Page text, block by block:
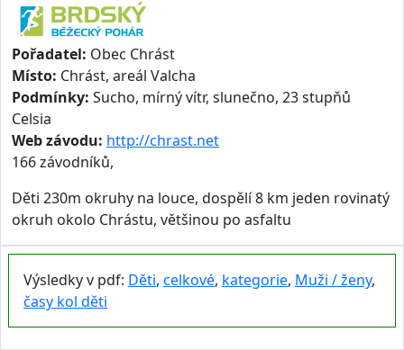
Pořadatel: Obec Chrást
Místo: Chrást, areál Valcha
Podmínky: Sucho, mírný vítr, slunečno, 23 stupňů
Celsia
Web závodu: http://chrast.net
166 závodníků,
Děti 230m okruhy na louce, dospělí 8 km jeden rovinatý
okruh okolo Chrástu, většinou po asfaltu
Výsledky v pdf: Děti, celkové, kategorie, Muži / ženy,
časy kol děti